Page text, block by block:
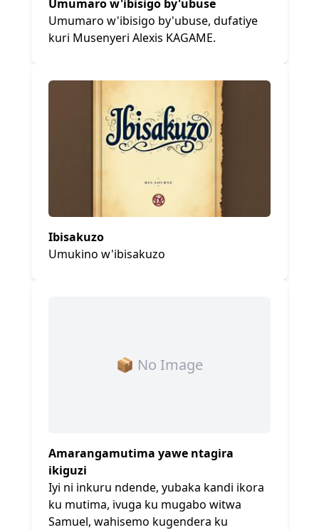
Umumaro w'ibisigo by'ubuse
Umumaro w'ibisigo by'ubuse, dufatiye
kuri Musenyeri Alexis KAGAME.
Ibisakuzo
Umukino w'ibisakuzo
📦 No Image
Amarangamutima yawe ntagira
ikiguzi
Iyi ni inkuru ndende, yubaka kandi ikora
ku mutima, ivuga ku mugabo witwa
Samuel, wahisemo kugendera ku